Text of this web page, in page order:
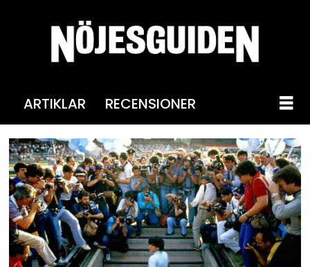
ARTIKLAR RECENSIONER